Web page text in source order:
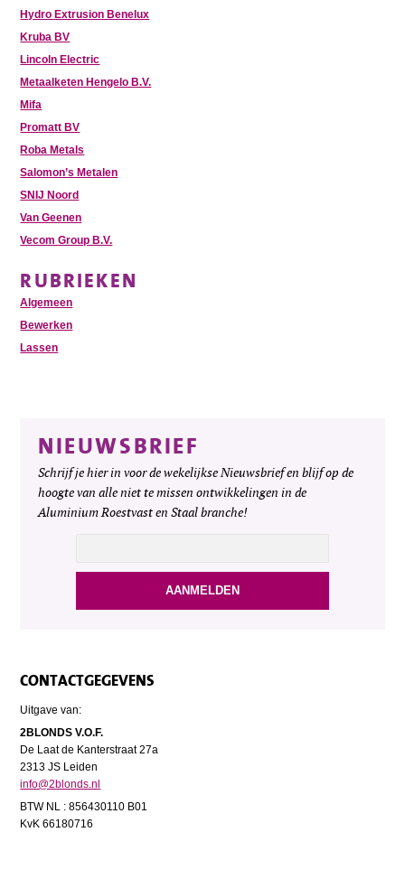
Hydro Extrusion Benelux
Kruba BV
Lincoln Electric
Metaalketen Hengelo B.V.
Mifa
Promatt BV
Roba Metals
Salomon’s Metalen
SNIJ Noord
Van Geenen
Vecom Group B.V.
RUBRIEKEN
Algemeen
Bewerken
Lassen
NIEUWSBRIEF
Schrijf je hier in voor de wekelijkse Nieuwsbrief en blijf op de
hoogte van alle niet te missen ontwikkelingen in de
Aluminium Roestvast en Staal branche!
CONTACTGEGEVENS
Uitgave van:
2BLONDS V.O.F.
De Laat de Kanterstraat 27a
2313 JS Leiden
info@2blonds.nl
BTW NL : 856430110 B01
KvK 66180716